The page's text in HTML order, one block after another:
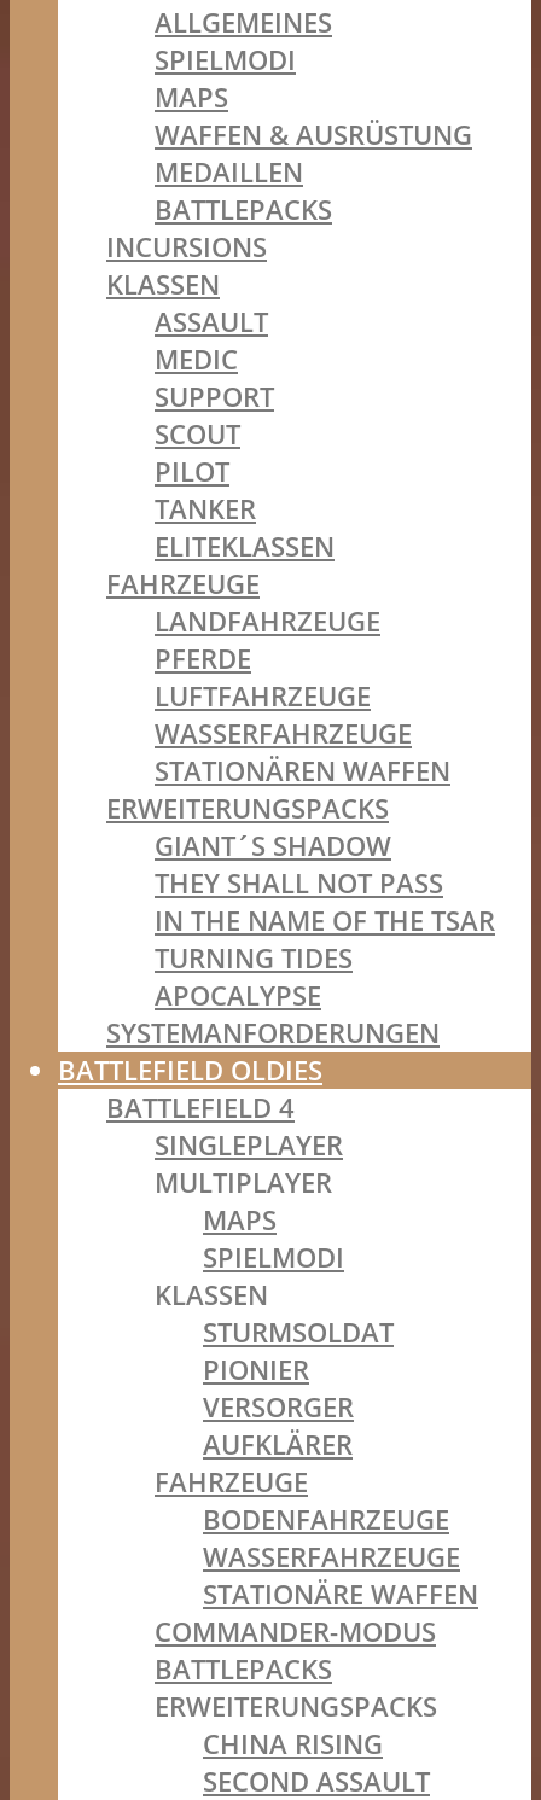
ALLGEMEINES
SPIELMODI
MAPS
WAFFEN & AUSRÜSTUNG
MEDAILLEN
BATTLEPACKS
INCURSIONS
KLASSEN
ASSAULT
MEDIC
SUPPORT
SCOUT
PILOT
TANKER
ELITEKLASSEN
FAHRZEUGE
LANDFAHRZEUGE
PFERDE
LUFTFAHRZEUGE
WASSERFAHRZEUGE
STATIONÄREN WAFFEN
ERWEITERUNGSPACKS
GIANT´S SHADOW
THEY SHALL NOT PASS
IN THE NAME OF THE TSAR
TURNING TIDES
APOCALYPSE
SYSTEMANFORDERUNGEN
BATTLEFIELD OLDIES
BATTLEFIELD 4
SINGLEPLAYER
MULTIPLAYER
MAPS
SPIELMODI
KLASSEN
STURMSOLDAT
PIONIER
VERSORGER
AUFKLÄRER
FAHRZEUGE
BODENFAHRZEUGE
WASSERFAHRZEUGE
STATIONÄRE WAFFEN
COMMANDER-MODUS
BATTLEPACKS
ERWEITERUNGSPACKS
CHINA RISING
SECOND ASSAULT